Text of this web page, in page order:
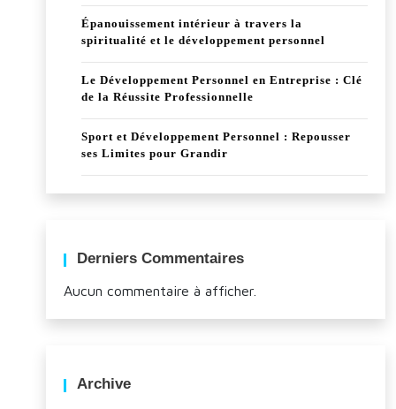
Épanouissement intérieur à travers la
spiritualité et le développement personnel
Le Développement Personnel en Entreprise : Clé
de la Réussite Professionnelle
Sport et Développement Personnel : Repousser
ses Limites pour Grandir
Derniers Commentaires
Aucun commentaire à afficher.
Archive